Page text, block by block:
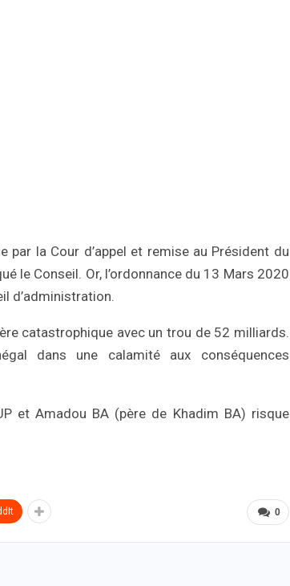
par la Cour d’appel et remise au Président du
le Conseil. Or, l’ordonnance du 13 Mars 2020
d’administration.
catastrophique avec un trou de 52 milliards.
dans une calamité aux conséquences
et Amadou BA (père de Khadim BA) risque
0